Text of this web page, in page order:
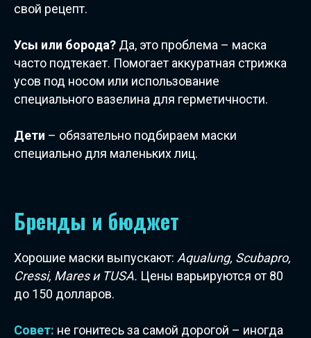
свой рецепт.
Усы или борода? Да, это проблема – маска
часто подтекает. Помогает аккуратная стрижка
усов под носом или использование
специального вазелина для герметичности.
Дети – обязательно подбираем маски
специально для маленьких лиц.
Бренды и бюджет
Хорошие маски выпускают: Aqualung, Scubapro,
Cressi, Mares и TUSA. Цены варьируются от 80
до 150 долларов.
Совет: не гонитесь за самой дорогой – иногда